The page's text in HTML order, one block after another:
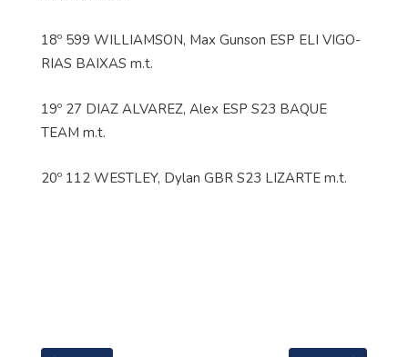
18º 599 WILLIAMSON, Max Gunson ESP ELI VIGO-
RIAS BAIXAS m.t.
19º 27 DIAZ ALVAREZ, Alex ESP S23 BAQUE
TEAM m.t.
20º 112 WESTLEY, Dylan GBR S23 LIZARTE m.t.